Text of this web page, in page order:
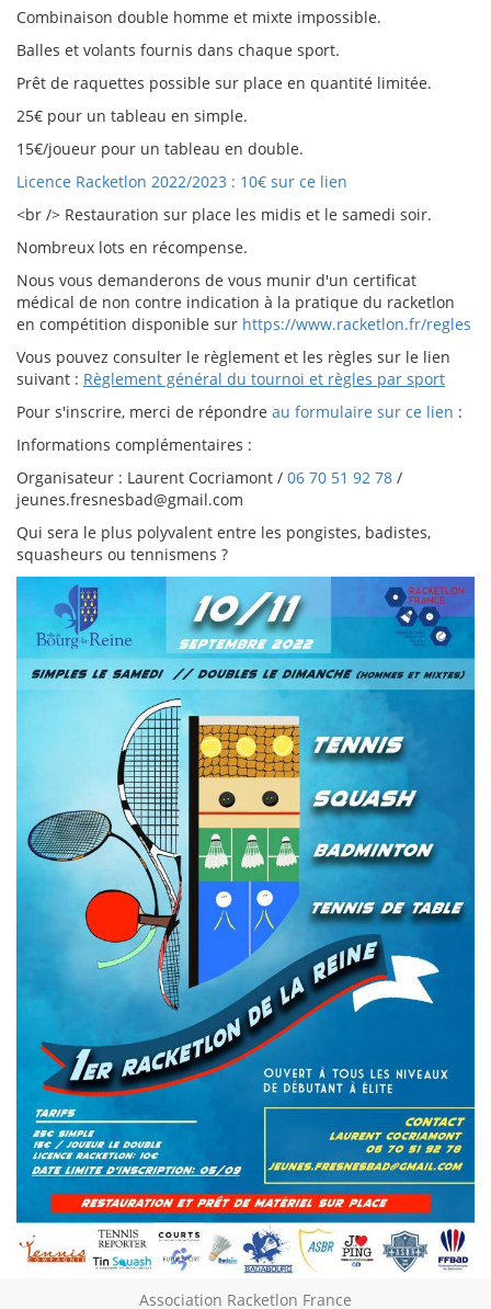
Combinaison double homme et mixte impossible.
Balles et volants fournis dans chaque sport.
Prêt de raquettes possible sur place en quantité limitée.
25€ pour un tableau en simple.
15€/joueur pour un tableau en double.
Licence Racketlon 2022/2023 : 10€ sur ce lien
<br /> Restauration sur place les midis et le samedi soir.
Nombreux lots en récompense.
Nous vous demanderons de vous munir d'un certificat
médical de non contre indication à la pratique du racketlon
en compétition disponible sur https://www.racketlon.fr/regles
Vous pouvez consulter le règlement et les règles sur le lien
suivant : Règlement général du tournoi et règles par sport
Pour s'inscrire, merci de répondre au formulaire sur ce lien :
Informations complémentaires :
Organisateur : Laurent Cocriamont / 06 70 51 92 78 /
jeunes.fresnesbad@gmail.com
Qui sera le plus polyvalent entre les pongistes, badistes,
squasheurs ou tennismens ?
Association Racketlon France